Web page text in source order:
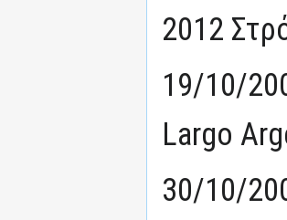
2012
19/10/
Largo
30/10/